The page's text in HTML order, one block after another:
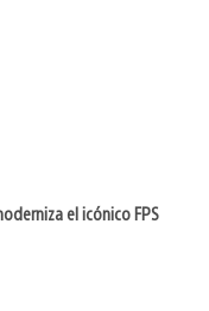
el icónico FPS